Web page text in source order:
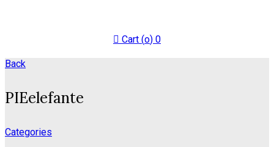
Cart (o) 0
Back
PIEelefante
Categories